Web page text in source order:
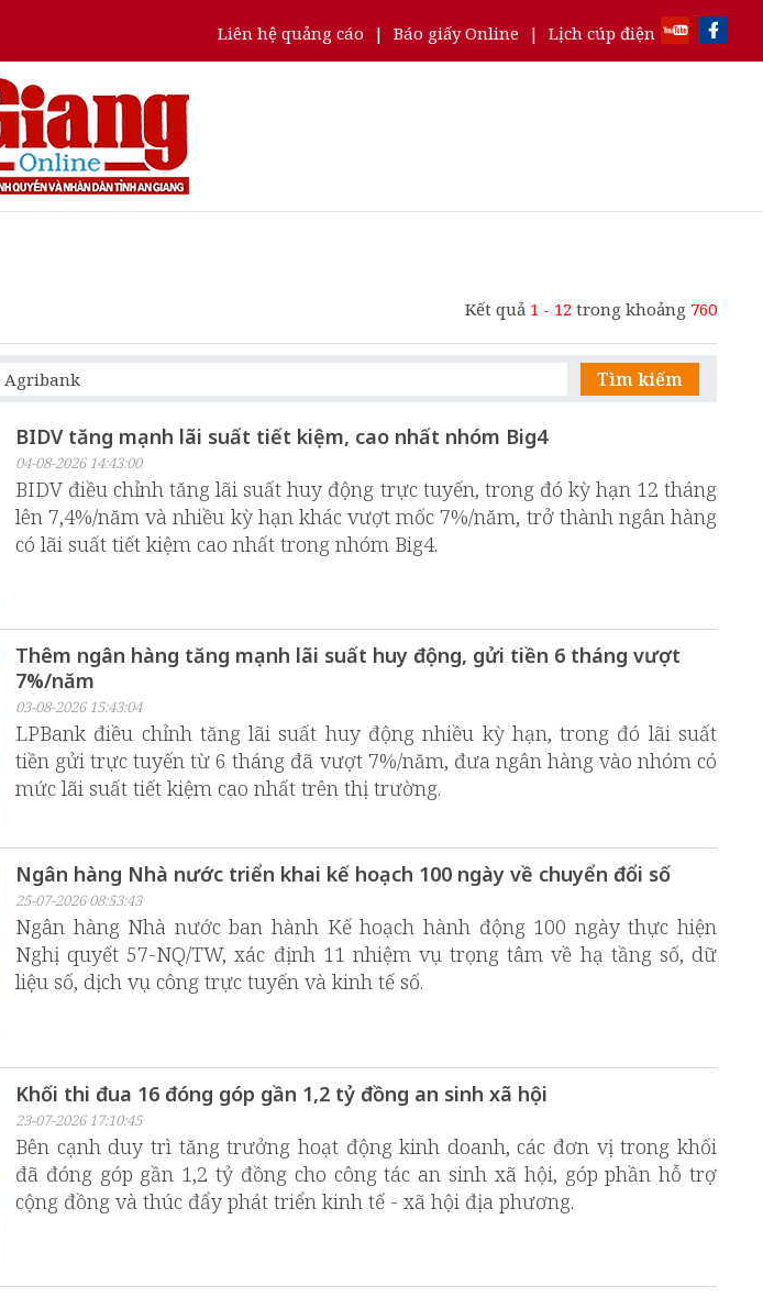
Liên hệ quảng cáo | Báo giấy Online | Lịch cúp điện
Kết quả 1 - 12 trong khoảng 760
Tìm kiếm
BIDV tăng mạnh lãi suất tiết kiệm, cao nhất nhóm Big4
04-08-2026 14:43:00
BIDV điều chỉnh tăng lãi suất huy động trực tuyến, trong đó kỳ hạn 12 tháng
lên 7,4%/năm và nhiều kỳ hạn khác vượt mốc 7%/năm, trở thành ngân hàng
có lãi suất tiết kiệm cao nhất trong nhóm Big4.
Thêm ngân hàng tăng mạnh lãi suất huy động, gửi tiền 6 tháng vượt
7%/năm
03-08-2026 15:43:04
LPBank điều chỉnh tăng lãi suất huy động nhiều kỳ hạn, trong đó lãi suất
tiền gửi trực tuyến từ 6 tháng đã vượt 7%/năm, đưa ngân hàng vào nhóm có
mức lãi suất tiết kiệm cao nhất trên thị trường.
Ngân hàng Nhà nước triển khai kế hoạch 100 ngày về chuyển đổi số
25-07-2026 08:53:43
Ngân hàng Nhà nước ban hành Kế hoạch hành động 100 ngày thực hiện
Nghị quyết 57-NQ/TW, xác định 11 nhiệm vụ trọng tâm về hạ tầng số, dữ
liệu số, dịch vụ công trực tuyến và kinh tế số.
Khối thi đua 16 đóng góp gần 1,2 tỷ đồng an sinh xã hội
23-07-2026 17:10:45
Bên cạnh duy trì tăng trưởng hoạt động kinh doanh, các đơn vị trong khối
đã đóng góp gần 1,2 tỷ đồng cho công tác an sinh xã hội, góp phần hỗ trợ
cộng đồng và thúc đẩy phát triển kinh tế - xã hội địa phương.